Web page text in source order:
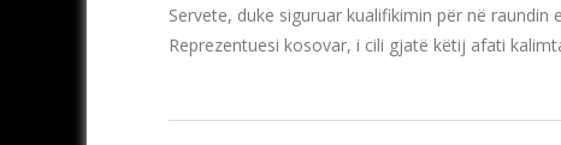
Servete, duke siguruar kualifikimin për në
Reprezentuesi kosovar, i cili gjatë këtij afati